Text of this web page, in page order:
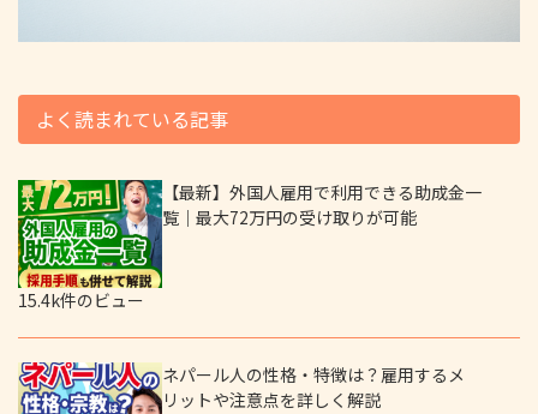
よく読まれている記事
【最新】外国人雇用で利用できる助成金一
覧｜最大72万円の受け取りが可能
15.4k件のビュー
ネパール人の性格・特徴は？雇用するメ
リットや注意点を詳しく解説